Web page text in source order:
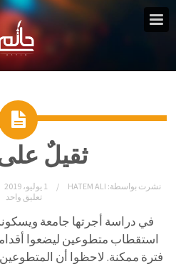
ثقيلٌ
نشرت بواسطة: HATEM ALI 1 يوليو، 2019
تعليق واحد
في دراسة أجرتها جامعة
استقطاب متطوعين ليضعوا
فترة ممكنة. لاحظوا أن